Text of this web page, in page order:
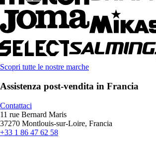
Scopri tutte le nostre marche
Assistenza post-vendita in Francia
Contattaci
11 rue Bernard Maris
37270 Montlouis-sur-Loire, Francia
+33 1 86 47 62 58